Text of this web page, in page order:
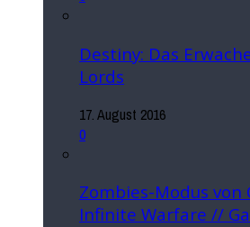
Destiny: Das
Lords
17. August 2016
0
Zombies-Modus von
Infinite Warfare //